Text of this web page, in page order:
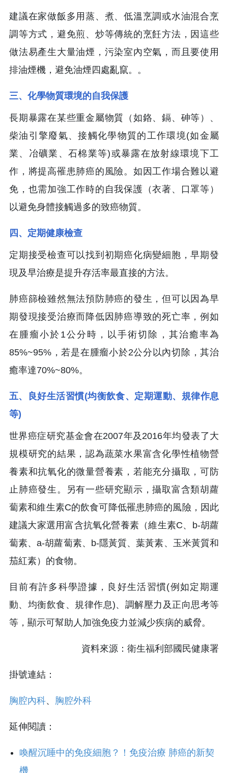
建議在家做飯多用蒸、煮、低溫烹調或水油混合烹
調等方式，避免煎、炒等傳統的烹飪方法，因這些
做法易產生大量油煙，污染室內空氣，而且要使用
排油煙機，避免油煙四處亂竄。。
三、化學物質環境的自我保護
長期暴露在某些重金屬物質（如鉻、鎘、砷等）、
柴油引擎廢氣、接觸化學物質的工作環境(如金屬
業、冶礦業、石棉業等)或暴露在放射線環境下工
作，將提高罹患肺癌的風險。如因工作場合難以避
免，也需加強工作時的自我保護（衣著、口罩等）
以避免身體接觸過多的致癌物質。
四、定期健康檢查
定期接受檢查可以找到初期癌化病變細胞，早期發
現及早治療是提升存活率最直接的方法。
肺癌篩檢雖然無法預防肺癌的發生，但可以因為早
期發現接受治療而降低因肺癌導致的死亡率，例如
在腫瘤小於1公分時，以手術切除，其治癒率為
85%~95%，若是在腫瘤小於2公分以內切除，其治
癒率達70%~80%。
五、良好生活習慣(均衡飲食、定期運動、規律作息
等)
世界癌症研究基金會在2007年及2016年均發表了大
規模研究的結果，認為蔬菜水果富含化學性植物營
養素和抗氧化的微量營養素，若能充分攝取，可防
止肺癌發生。另有一些研究顯示，攝取富含類胡蘿
蔔素和維生素C的飲食可降低罹患肺癌的風險，因此
建議大家選用富含抗氧化營養素（維生素C、b-胡蘿
蔔素、a-胡蘿蔔素、b-隱黃質、葉黃素、玉米黃質和
茄紅素）的食物。
目前有許多科學證據，良好生活習慣(例如定期運
動、均衡飲食、規律作息)、調解壓力及正向思考等
等，顯示可幫助人加強免疫力並減少疾病的威脅。
資料來源：衛生福利部國民健康署
掛號連結：
胸腔內科、 胸腔外科
延伸閱讀：
喚醒沉睡中的免疫細胞？！免疫治療 肺癌的新契
機